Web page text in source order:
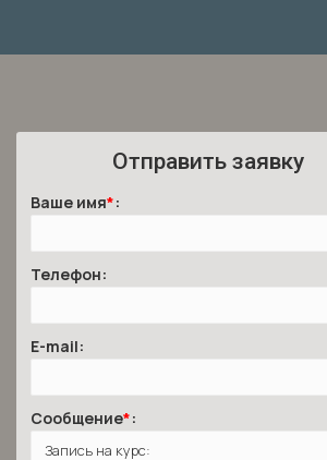
Отправить заявку
Ваше имя*:
Телефон:
E-mail:
Сообщение*: